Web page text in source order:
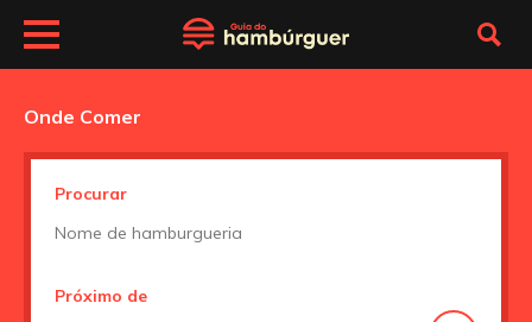
Onde Comer
Procurar
Próximo de